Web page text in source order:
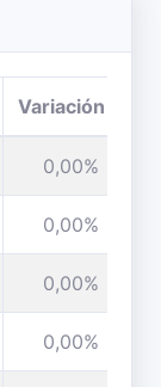
Variación
0,00%
0,00%
0,00%
0,00%